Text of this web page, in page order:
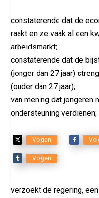
constaterende dat de
raakt en ze vaak al een
arbeidsmarkt;
constaterende dat de
(jonger dan 27 jaar)
(ouder dan 27 jaar);
van mening dat jongeren
ondersteuning verdienen;
Volgen
Volgen
verzoekt de regering,